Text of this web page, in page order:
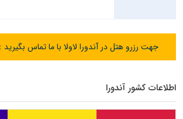
جهت رزرو هتل در آندورا لاولا با ما تماس
اطلاعات کشور آندورا